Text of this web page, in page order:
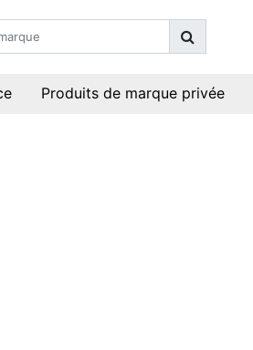
Produits de marque privée